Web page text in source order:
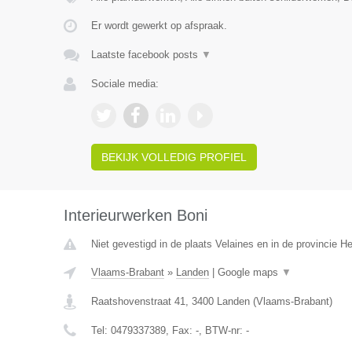
Er wordt gewerkt op afspraak.
Laatste facebook posts ▼
Sociale media:
BEKIJK VOLLEDIG PROFIEL
Interieurwerken Boni
Niet gevestigd in de plaats Velaines en in de provincie
Vlaams-Brabant» Landen| Google maps ▼
Raatshovenstraat 41, 3400 Landen(Vlaams-Brabant)
Tel: 0479337389, Fax: -, BTW-nr: -